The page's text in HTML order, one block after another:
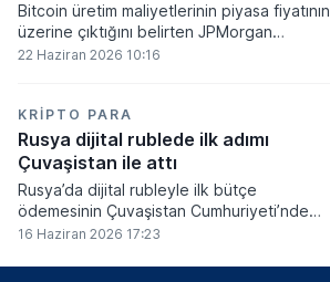
Bitcoin üretim maliyetlerinin piyasa fiyatının
üzerine çıktığını belirten JPMorgan
analistleri, madencilik sektöründeki kârlılık
22 Haziran 2026 10:16
KRIPTO PARA
Rusya dijital rublede ilk adımı
Çuvaşistan ile attı
Rusya’da dijital rubleyle ilk bütçe
ödemesinin Çuvaşistan Cumhuriyeti’nde
gerçekleştirildiği bildirildi.
16 Haziran 2026 17:23